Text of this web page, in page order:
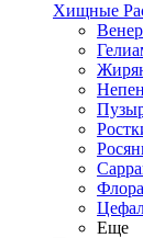
Хищные
Еще